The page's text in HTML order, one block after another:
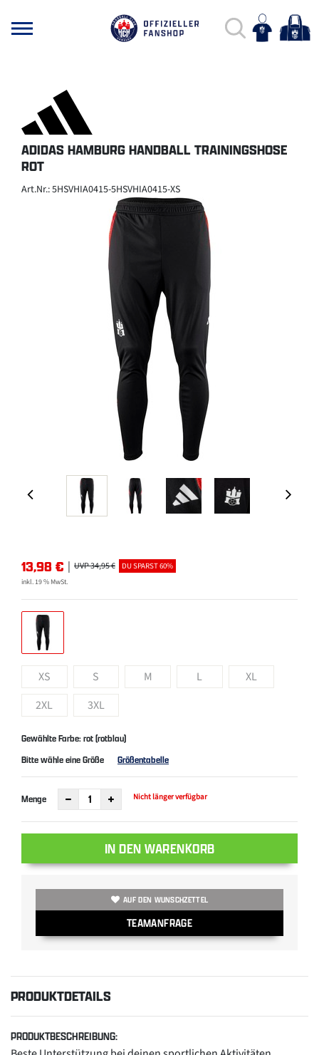
ADIDAS HAMBURG HANDBALL TRAININGSHOSE
ROT
Art.Nr.: 5HSVHIA0415-5HSVHIA0415-XS
13,98 € | UVP 34,95 € DU SPARST 60%
inkl. 19 % MwSt.
XS S M L
XL
2XL
3XL
Gewählte Farbe: rot (rotblau)
Bitte wähle eine Größe
Größentabelle
Menge Nicht länger verfügbar
IN DEN WARENKORB
AUF DEN WUNSCHZETTEL
TEAMANFRAGE
PRODUKTDETAILS
PRODUKTBESCHREIBUNG: